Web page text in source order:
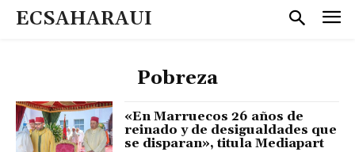
ECSAHARAUI
Pobreza
«En Marruecos 26 años de
reinado y de desigualdades que
se disparan», titula Mediapart